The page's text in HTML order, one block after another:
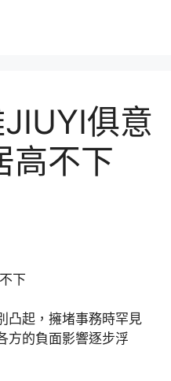
俱意
高不下
下
起，擁堵事務時罕見
方的負面影響逐步浮